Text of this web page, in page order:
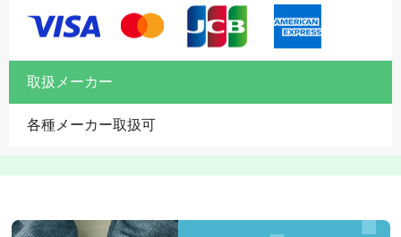
取扱メーカー
各種メーカー取扱可